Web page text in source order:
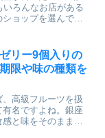
ブランドは、洋菓
。プルミエールの
えめのサクサク食
のお菓子に最適な
天市場のサブレラ
るほどの人気なん
菓子プルミエール
12枚入）」のおす
画像とともに詳し
た、プチギフトを手
ろんなお店がある
ョップを選んでい
？そこで今回は、
場で人気のショッ
介したいと思いま
内容量・産地・ホ
・送料・追加送料
存期間・クーポ
ュー数・総合評
の項目を一覧にま
リー9個入りの
限や味の種類を
高級フルーツを扱
名ですよね。銀座
と味をそのまま活